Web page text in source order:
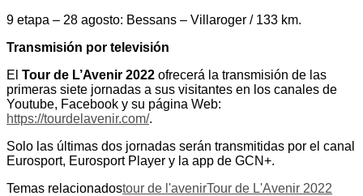
9 etapa – 28 agosto: Bessans – Villaroger / 133 km.
Transmisión por televisión
El Tour de L’Avenir 2022 ofrecerá la transmisión de las
primeras siete jornadas a sus visitantes en los canales de
Youtube, Facebook y su página Web:
https://tourdelavenir.com/.
Solo las últimas dos jornadas serán transmitidas por el canal
Eurosport, Eurosport Player y la app de GCN+.
Temas relacionadostour de l'avenirTour de L'Avenir 2022